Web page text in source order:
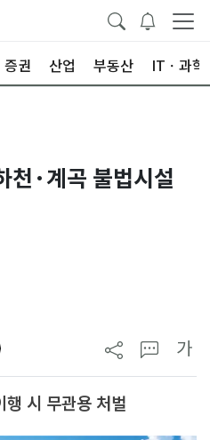
권 산업 부동산 ITㆍ과학
천·계곡 불법시설
가
시 무관용 처벌